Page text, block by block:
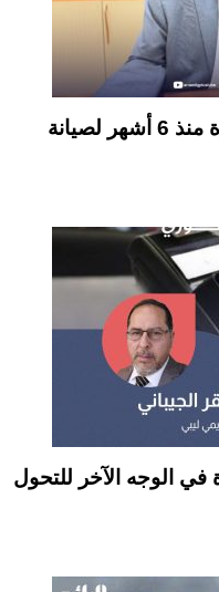
بلدية طبرق: أزمة المياه مستمرة منذ 6 أشهر لصيانة
في الوجه الآخر للتحول